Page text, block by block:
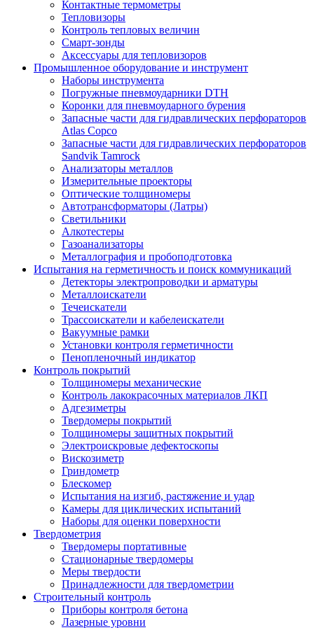
Контактные термометры
Тепловизоры
Контроль тепловых величин
Смарт-зонды
Аксессуары для тепловизоров
Промышленное оборудование и инструмент
Наборы инструмента
Погружные пневмоударники DTH
Коронки для пневмоударного бурения
Запасные части для гидравлических перфораторов
Atlas Copco
Запасные части для гидравлических перфораторов
Sandvik Tamrock
Анализаторы металлов
Измерительные проекторы
Оптические толщиномеры
Автотрансформаторы (Латры)
Светильники
Алкотестеры
Газоанализаторы
Металлография и пробоподготовка
Испытания на герметичность и поиск коммуникаций
Детекторы электропроводки и арматуры
Металлоискатели
Течеискатели
Трассоискатели и кабелеискатели
Вакуумные рамки
Установки контроля герметичности
Пенопленочный индикатор
Контроль покрытий
Толщиномеры механические
Контроль лакокрасочных материалов ЛКП
Адгезиметры
Твердомеры покрытий
Толщиномеры защитных покрытий
Электроискровые дефектоскопы
Вискозиметр
Гриндометр
Блескомер
Испытания на изгиб, растяжение и удар
Камеры для циклических испытаний
Наборы для оценки поверхности
Твердометрия
Твердомеры портативные
Стационарные твердомеры
Меры твердости
Принадлежности для твердометрии
Строительный контроль
Приборы контроля бетона
Лазерные уровни